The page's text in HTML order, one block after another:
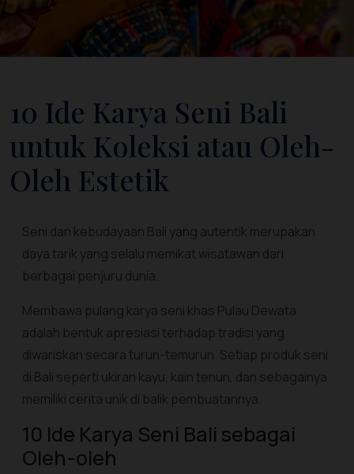
10 Ide Karya Seni Bali
untuk Koleksi atau Oleh-
Oleh Estetik
Seni dan kebudayaan Bali yang autentik merupakan
daya tarik yang selalu memikat wisatawan dari
berbagai penjuru dunia.
Membawa pulang karya seni khas Pulau Dewata
adalah bentuk apresiasi terhadap tradisi yang
diwariskan secara turun-temurun. Setiap produk seni
di Bali seperti ukiran kayu, kain tenun, dan sebagainya
memiliki cerita unik di balik pembuatannya.
10 Ide Karya Seni Bali sebagai
Oleh-oleh